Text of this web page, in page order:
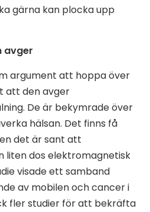
gärna kan plocka upp
avger
argument att hoppa över
att den avger
De är bekymrade över
hälsan. Det finns få
det är sant att
liten dos elektromagnetisk
visade ett samband
av mobilen och cancer i
fler studier för att bekräfta